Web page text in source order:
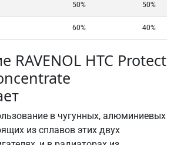
50% 50%
60% 40%
RAVENOL HTC Protect
в чугунных, алюминиевых
из сплавов этих двух